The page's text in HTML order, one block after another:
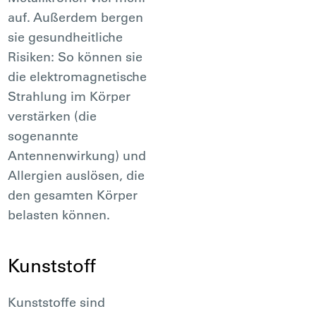
auf. Außerdem bergen
sie gesundheitliche
Risiken: So können sie
die elektromagnetische
Strahlung im Körper
verstärken (die
sogenannte
Antennenwirkung) und
Allergien auslösen, die
den gesamten Körper
belasten können.
Kunststoff
Kunststoffe sind